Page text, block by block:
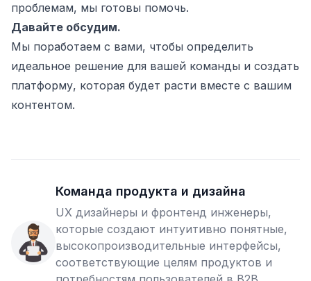
проблемам, мы готовы помочь.
Давайте обсудим.
Мы поработаем с вами, чтобы определить
идеальное решение для вашей команды и создать
платформу, которая будет расти вместе с вашим
контентом.
Команда продукта и дизайна
UX дизайнеры и фронтенд инженеры,
которые создают интуитивно понятные,
высокопроизводительные интерфейсы,
соответствующие целям продуктов и